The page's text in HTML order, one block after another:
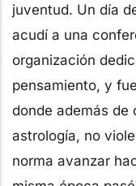
juventud. Un día
acudí a una
organización
pensamiento, y
donde además de
astrología, no
norma avanzar